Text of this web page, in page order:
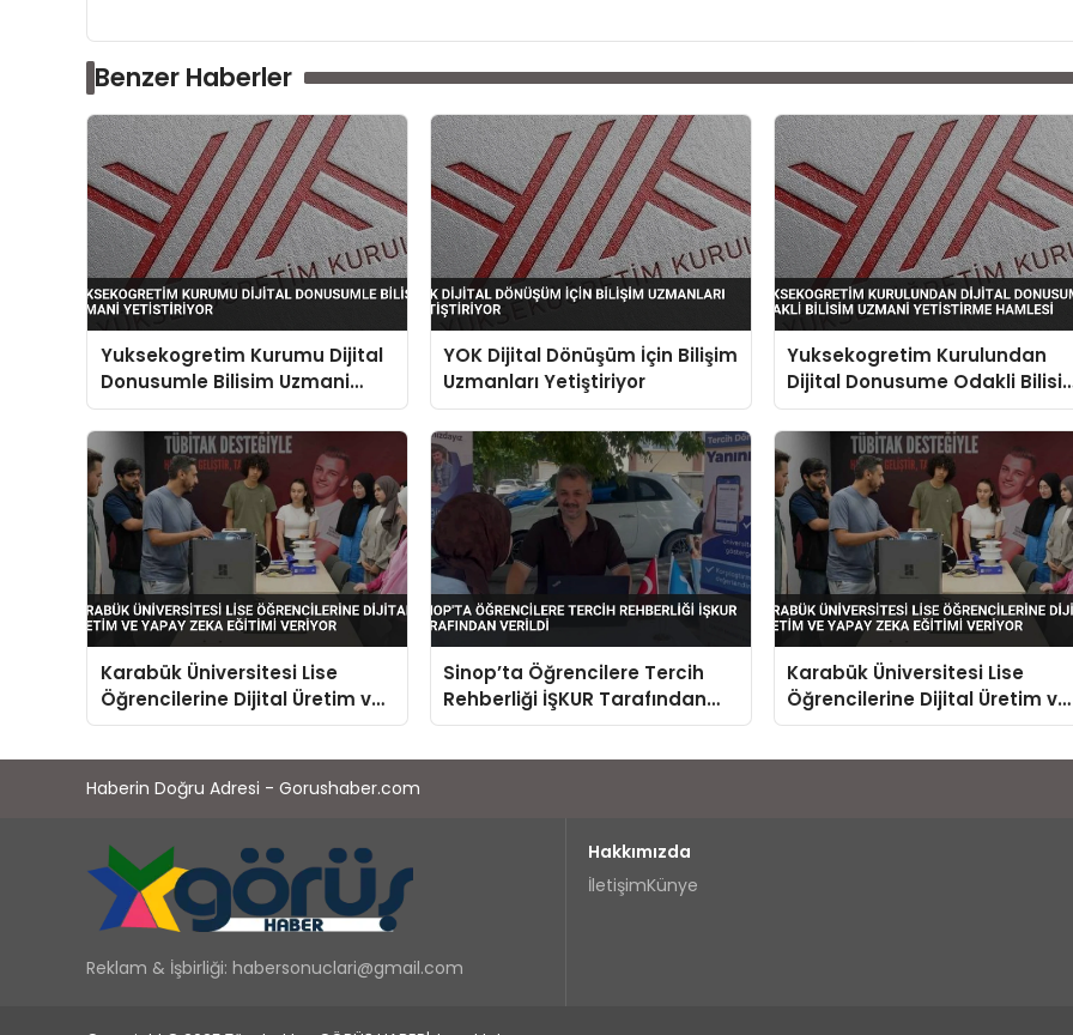
Benzer Haberler
Yuksekogretim Kurumu Dijital
Donusumle Bilisim Uzmani
Yetistiriyor
YOK Dijital Dönüşüm İçin Bilişim
Uzmanları Yetiştiriyor
Yuksekogretim Kurulundan
Dijital Donusume Odakli
Uzmani Yetistirme Hamlesi
Karabük Üniversitesi Lise
Öğrencilerine Dijital Üretim ve
Yapay Zeka Eğitimi Veriyor
Sinop’ta Öğrencilere Tercih
Rehberliği İŞKUR Tarafından
Verildi
Karabük Üniversitesi Lise
Öğrencilerine Dijital Üretim ve
Yapay Zeka Eğitimi Veriyor
Haberin Doğru Adresi - Gorushaber.com
Reklam & İşbirliği: habersonuclari@gmail.com
Hakkımızda
İletişimKünye